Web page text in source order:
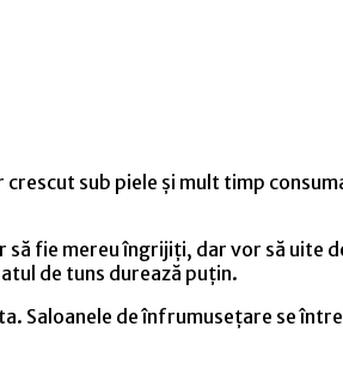
sub piele și mult timp
fie mereu îngrijiți, dar vor să uite
de tuns durează puțin.
Saloanele de înfrumusețare se